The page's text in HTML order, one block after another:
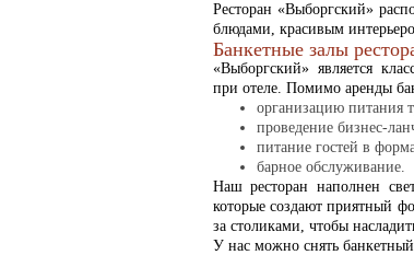
Ресторан «Выборгский»
блюдами, красивым
Банкетные залы
«Выборгский» является
при отеле. Помимо аренды
организацию питания
проведение бизнес-
питание гостей в
барное обслуживание.
Наш ресторан наполнен
которые создают приятный
за столиками, чтобы
У нас можно снять